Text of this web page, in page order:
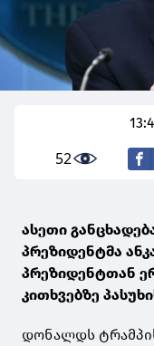
52
ასეთი
პრეზიდენტმა
პრეზიდენტთან
კითხვებზე
დონალდს